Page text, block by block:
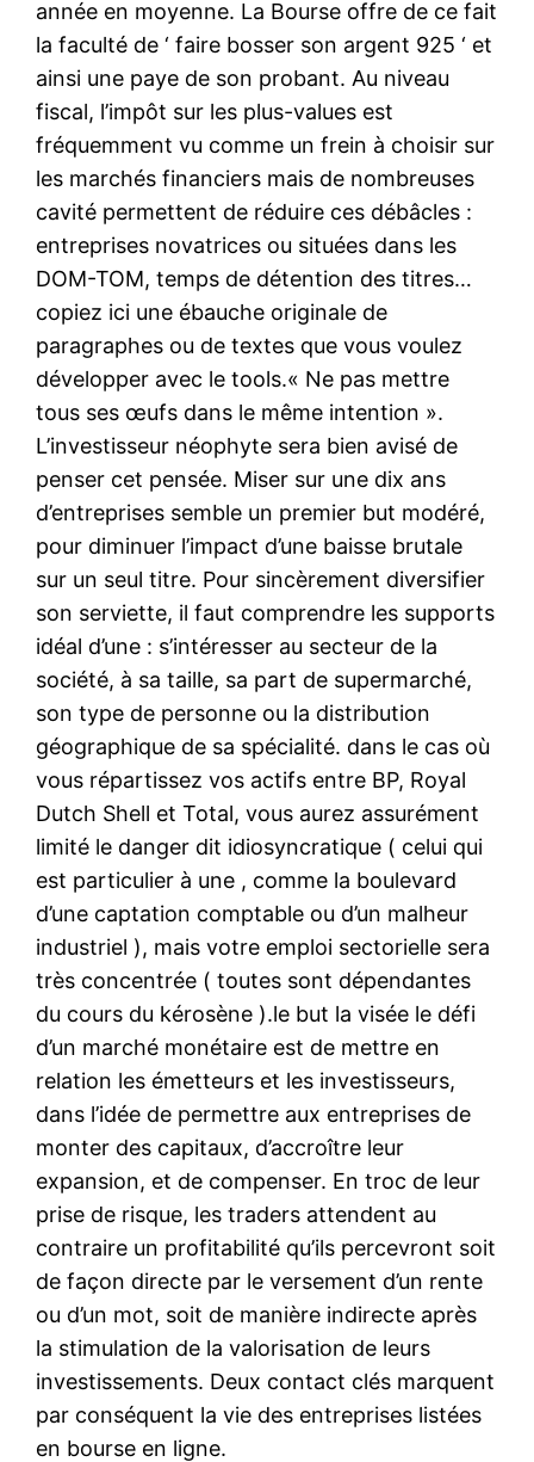
année en moyenne. La Bourse offre de ce fait
la faculté de ‘ faire bosser son argent 925 ‘ et
ainsi une paye de son probant. Au niveau
fiscal, l’impôt sur les plus-values est
fréquemment vu comme un frein à choisir sur
les marchés financiers mais de nombreuses
cavité permettent de réduire ces débâcles :
entreprises novatrices ou situées dans les
DOM-TOM, temps de détention des titres…
copiez ici une ébauche originale de
paragraphes ou de textes que vous voulez
développer avec le tools.« Ne pas mettre
tous ses œufs dans le même intention ».
L’investisseur néophyte sera bien avisé de
penser cet pensée. Miser sur une dix ans
d’entreprises semble un premier but modéré,
pour diminuer l’impact d’une baisse brutale
sur un seul titre. Pour sincèrement diversifier
son serviette, il faut comprendre les supports
idéal d’une : s’intéresser au secteur de la
société, à sa taille, sa part de supermarché,
son type de personne ou la distribution
géographique de sa spécialité. dans le cas où
vous répartissez vos actifs entre BP, Royal
Dutch Shell et Total, vous aurez assurément
limité le danger dit idiosyncratique ( celui qui
est particulier à une , comme la boulevard
d’une captation comptable ou d’un malheur
industriel ), mais votre emploi sectorielle sera
très concentrée ( toutes sont dépendantes
du cours du kérosène ).le but la visée le défi
d’un marché monétaire est de mettre en
relation les émetteurs et les investisseurs,
dans l’idée de permettre aux entreprises de
monter des capitaux, d’accroître leur
expansion, et de compenser. En troc de leur
prise de risque, les traders attendent au
contraire un profitabilité qu’ils percevront soit
de façon directe par le versement d’un rente
ou d’un mot, soit de manière indirecte après
la stimulation de la valorisation de leurs
investissements. Deux contact clés marquent
par conséquent la vie des entreprises listées
en bourse en ligne.